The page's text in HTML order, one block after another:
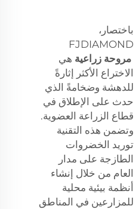
باختصار،
FJDIAMOND
مروحة زراعية هي
الاختراع الأكثر إثارةً
للدهشة وضخامةً الذي
حدث على الإطلاق في
قطاع الزراعة العضوية.
وتضمن هذه التقنية
توريد الخضروات
الطازجة على مدار
العام من خلال إنشاء
أنظمة بيئية محلية
للمزارعين في المناطق